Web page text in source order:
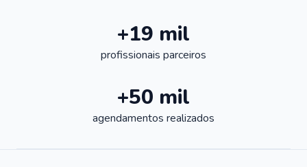
+19 mil
profissionais parceiros
+50 mil
agendamentos realizados